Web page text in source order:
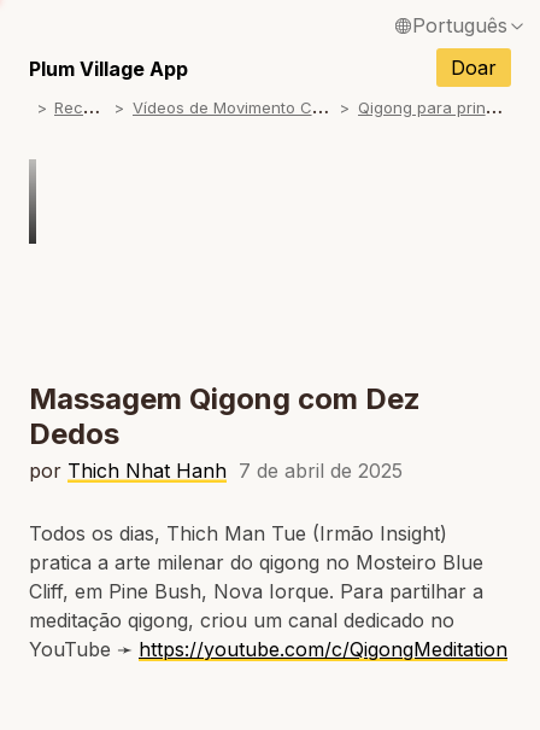
Português
Français / Francês
Plum Village App
Doar
R
ecursos V
ídeos de Movimento Consciente Q
igong para principiantes
Massagem Qigong com Dez
Dedos
por Thich Nhat Hanh 7 de abril de 2025
Todos os dias, Thich Man Tue (Irmão Insight)
pratica a arte milenar do qigong no Mosteiro Blue
Cliff, em Pine Bush, Nova Iorque. Para partilhar a
meditação qigong, criou um canal dedicado no
YouTube ➛ https://youtube.com/c/QigongMeditation